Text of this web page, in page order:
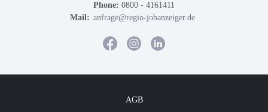
Phone: 0800 - 4161411
Mail: anfrage@regio-jobanzeiger.de
AGB